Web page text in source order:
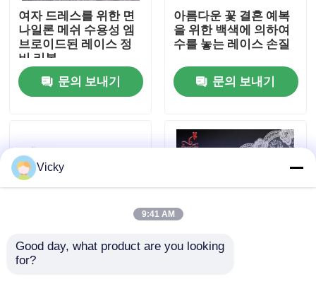
공장 여행
품질 관리
연락주세요
Exhibition Information
여자 드레스를 위한 면
나일론 메쉬 수용성 엠
브로이드된 레이스 정
비 리본
문의 보내기
아름다운 꽃 결혼 예복
을 위한 백색에 의하여
수를 놓는 레이스 손질
문의 보내기
신부 레이스/나일론 또
Vicky
9:41 AM
Good day, what product are you looking
for?